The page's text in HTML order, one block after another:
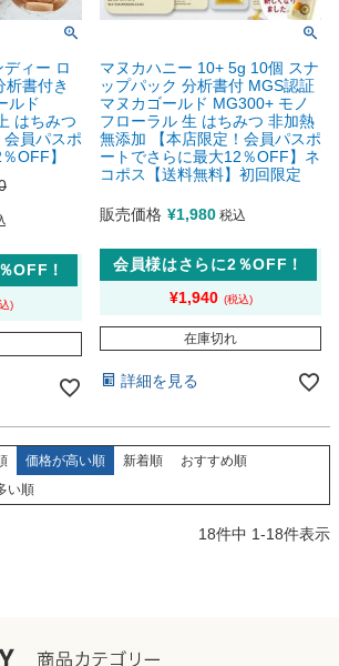
ィー ロ
析書付き
ルド
はちみつ
員パスポ
OFF】
OFF！
マヌカハニー 10+ 5g 10個 スナ
ップパック 分析書付 MGS認証
マヌカゴールド MG300+ モノ
フローラル 生 はちみつ 非加熱
無添加 【本店限定！会員パスポ
ートでさらに最大12％OFF】ネ
コポス【送料無料】初回限定
販売価格 ¥1,980 税込
会員様はさらに2％OFF！
¥1,940
在庫切れ
詳細を見る
価格が高い順 新着順
おすすめ順
い順
18件中 1-18件表示